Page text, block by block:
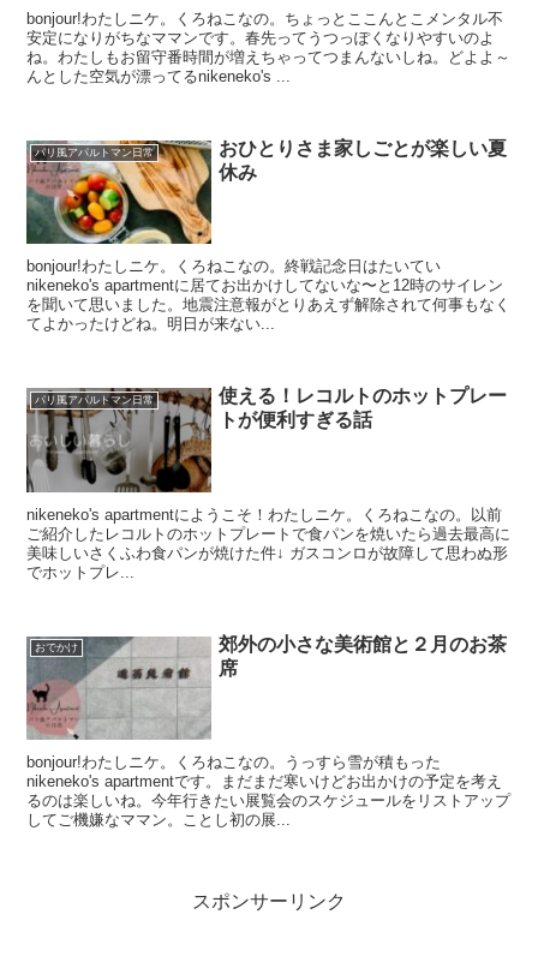
bonjour!わたしニケ。くろねこなの。ちょっとここんとこメンタル不
安定になりがちなママンです。春先ってうつっぽくなりやすいのよ
ね。わたしもお留守番時間が増えちゃってつまんないしね。どよよ～
んとした空気が漂ってるnikeneko's ...
パリ風アパルトマン日常
おひとりさま家しごとが楽しい夏
休み
bonjour!わたしニケ。くろねこなの。終戦記念日はたいてい
nikeneko's apartmentに居てお出かけしてないな〜と12時のサイレン
を聞いて思いました。地震注意報がとりあえず解除されて何事もなく
てよかったけどね。明日が来ない...
パリ風アパルトマン日常
使える！レコルトのホットプレー
トが便利すぎる話
nikeneko's apartmentにようこそ！わたしニケ。くろねこなの。以前
ご紹介したレコルトのホットプレートで食パンを焼いたら過去最高に
美味しいさくふわ食パンが焼けた件↓ ガスコンロが故障して思わぬ形
でホットプレ...
おでかけ
郊外の小さな美術館と２月のお茶
席
bonjour!わたしニケ。くろねこなの。うっすら雪が積もった
nikeneko's apartmentです。まだまだ寒いけどお出かけの予定を考え
るのは楽しいね。今年行きたい展覧会のスケジュールをリストアップ
してご機嫌なママン。ことし初の展...
スポンサーリンク